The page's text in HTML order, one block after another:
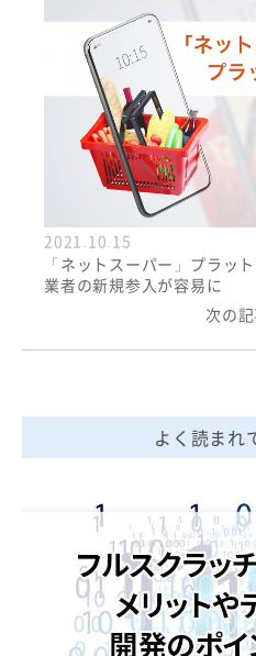
2021.10.15
「ネットスーパー」プラッ
業者の新規参入が容易に
次の
よく読まれ